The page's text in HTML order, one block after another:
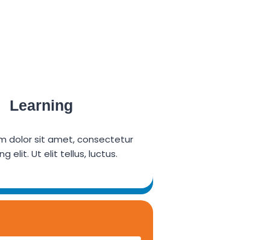
Learning
dolor sit amet, consectetur
elit. Ut elit tellus, luctus.